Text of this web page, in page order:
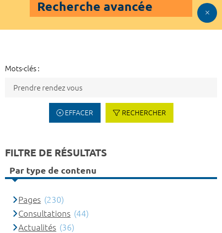
Recherche avancée
Mots-clés :
EFFACER RECHERCHER
FILTRE DE RÉSULTATS
Par type de contenu
Pages (230)
Consultations (44)
Actualités (36)